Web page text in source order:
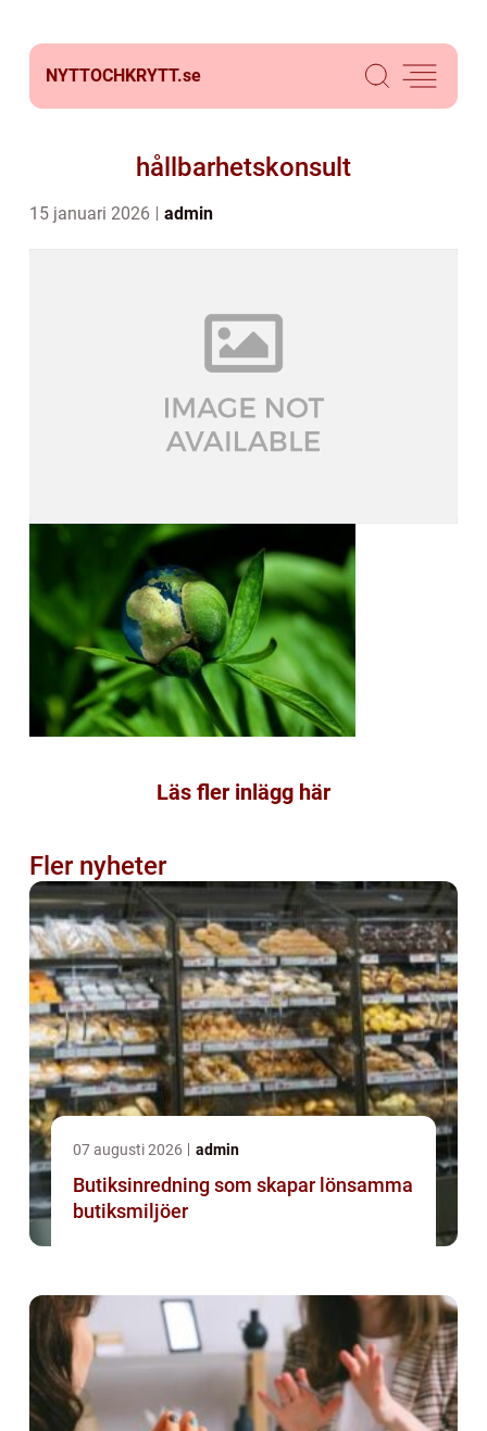
NYTTOCHKRYTT.se
hållbarhetskonsult
15 januari 2026 admin
Läs fler inlägg här
Fler nyheter
07 augusti 2026 admin
Butiksinredning som skapar lönsamma
butiksmiljöer